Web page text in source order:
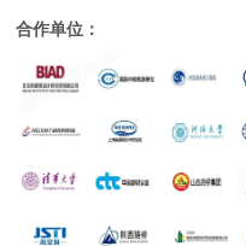
合作单位：